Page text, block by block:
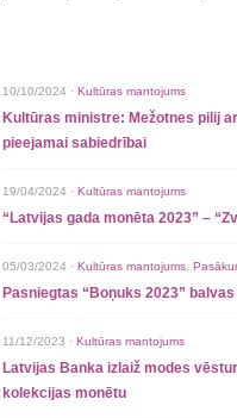
10/10/2024 · Kultūras mantojums
Kultūras ministre: Mežotnes pilij
pieejamai sabiedrībai
19/04/2024 · Kultūras mantojums
“Latvijas gada monēta 2023” –
05/03/2024 · Kultūras mantojums
Pasniegtas “Boņuks 2023” balvas
11/12/2023 · Kultūras mantojums
Latvijas Banka izlaiž modes
kolekcijas monētu